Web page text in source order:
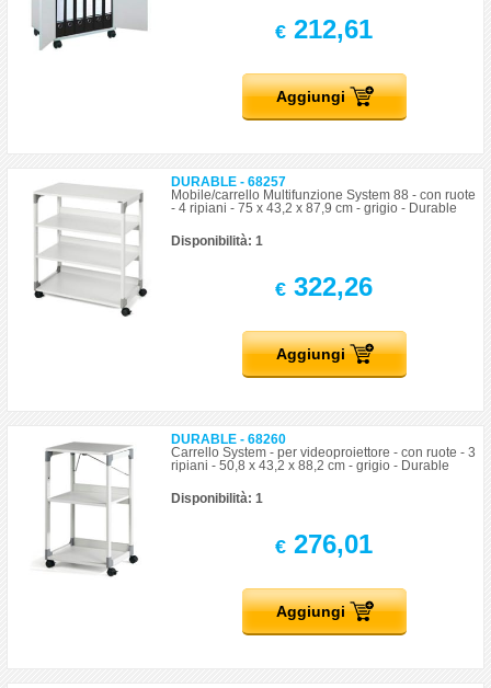
€ 212,61
Aggiungi
DURABLE - 68257
Mobile/carrello Multifunzione System 88 - con ruote
- 4 ripiani - 75 x 43,2 x 87,9 cm - grigio - Durable
Disponibilità: 1
€ 322,26
Aggiungi
DURABLE - 68260
Carrello System - per videoproiettore - con ruote - 3
ripiani - 50,8 x 43,2 x 88,2 cm - grigio - Durable
Disponibilità: 1
€ 276,01
Aggiungi